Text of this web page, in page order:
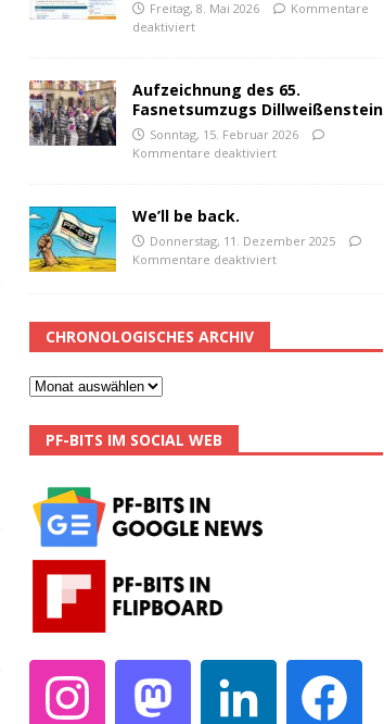
Freitag, 8. Mai 2026
Kommentare
deaktiviert
Aufzeichnung des 65.
Fasnetsumzugs Dillweißenstein
Sonntag, 15. Februar 2026
Kommentare deaktiviert
We’ll be back.
Donnerstag, 11. Dezember 2025
Kommentare deaktiviert
CHRONOLOGISCHES ARCHIV
PF-BITS IM SOCIAL WEB